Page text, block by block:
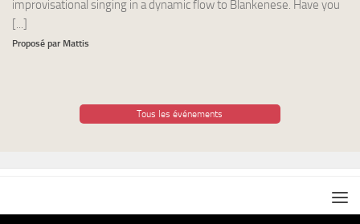
improvisational singing in a dynamic flow to Blankenese. Have you
[...]
Proposé par Mattis
Tous les événements